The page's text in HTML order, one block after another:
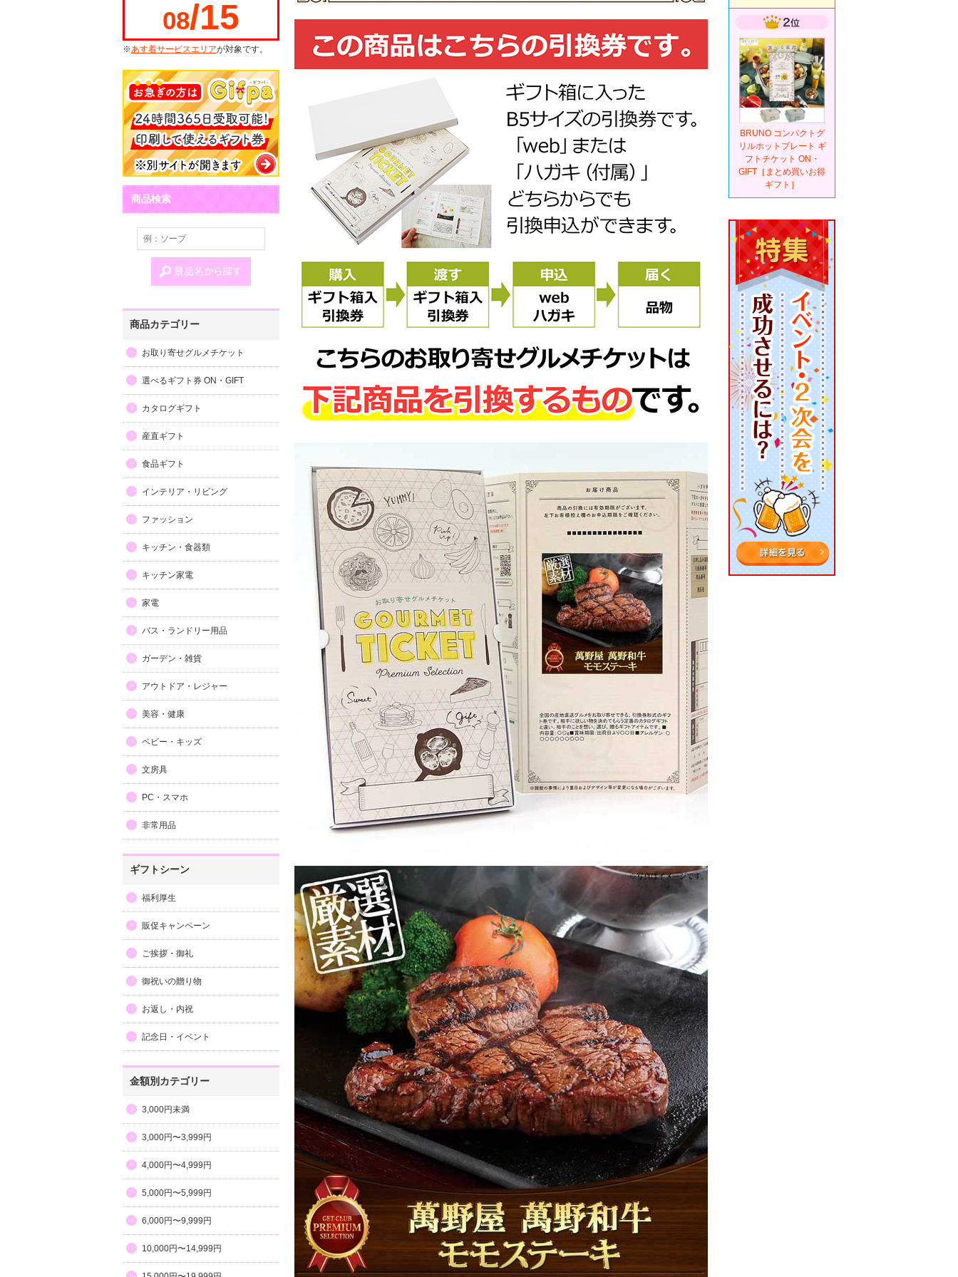
08/15
※あす着サービスエリアが対象です。
商品検索
商品カテゴリー
お取り寄せグルメチケット
選べるギフト券 ON・GIFT
カタログギフト
産直ギフト
食品ギフト
インテリア・リビング
ファッション
キッチン・食器類
キッチン家電
家電
バス・ランドリー用品
ガーデン・雑貨
アウトドア・レジャー
美容・健康
ベビー・キッズ
文房具
PC・スマホ
非常用品
ギフトシーン
福利厚生
販促キャンペーン
ご挨拶・御礼
御祝いの贈り物
お返し・内祝
記念日・イベント
金額別カテゴリー
3,000円未満
3,000円〜3,999円
4,000円〜4,999円
5,000円〜5,999円
6,000円〜9,999円
10,000円〜14,999円
BRUNO コンパクトグ
リルホットプレート ギ
フトチケット ON・
GIFT［まとめ買いお得
ギフト］